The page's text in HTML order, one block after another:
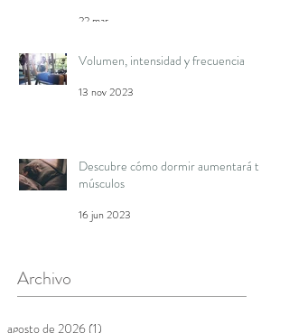
22 mar
Volumen, intensidad y frecuencia
13 nov 2023
Descubre cómo dormir aumentará tus
músculos
16 jun 2023
Archivo
agosto de 2026 (1)